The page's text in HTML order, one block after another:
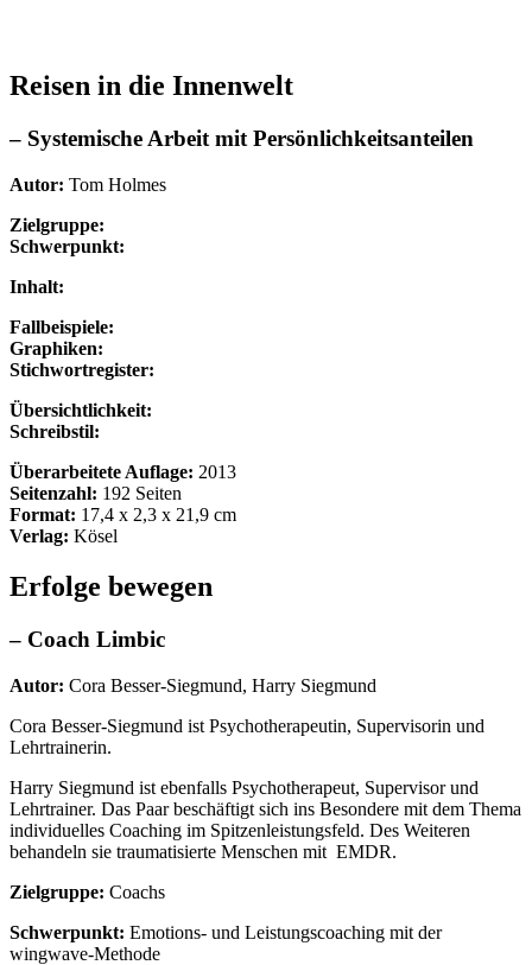
Reisen in die Innenwelt
– Systemische Arbeit mit Persönlichkeitsanteilen
Autor: Tom Holmes
Zielgruppe:
Schwerpunkt:
Inhalt:
Fallbeispiele:
Graphiken:
Stichwortregister:
Übersichtlichkeit:
Schreibstil:
Überarbeitete Auflage: 2013
Seitenzahl: 192 Seiten
Format: 17,4 x 2,3 x 21,9 cm
Verlag: Kösel
Erfolge bewegen
– Coach Limbic
Autor: Cora Besser-Siegmund, Harry Siegmund
Cora Besser-Siegmund ist Psychotherapeutin, Supervisorin und
Lehrtrainerin.
Harry Siegmund ist ebenfalls Psychotherapeut, Supervisor und
Lehrtrainer. Das Paar beschäftigt sich ins Besondere mit dem Thema
individuelles Coaching im Spitzenleistungsfeld. Des Weiteren
behandeln sie traumatisierte Menschen mit EMDR.
Zielgruppe: Coachs
Schwerpunkt: Emotions- und Leistungscoaching mit der
wingwave-Methode